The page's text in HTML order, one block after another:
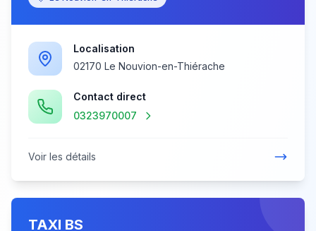
Localisation
02170 Le Nouvion-en-Thiérache
Contact direct
0323970007
Voir les détails
TAXI BS